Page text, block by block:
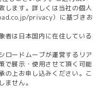
します。詳しくは当社の個人
privacy）に基づきお
者は日本国内に在住している
ロードムーブが運営するリア
で展示・使用させて頂く可能
の上お申し込みください。こ
ません。